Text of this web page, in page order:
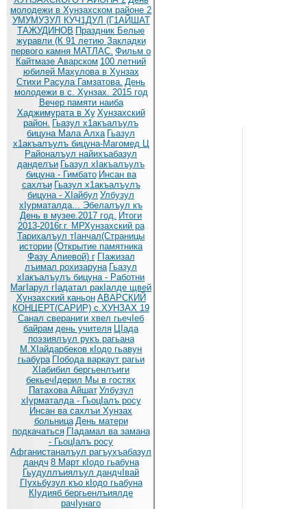
молодежи в Хунзахском районе 2
УМУМУЗУЛ КУЧ1ДУЛ (Г1АЙШАТ
ТАЖУДИНОВ Праздник Белые
журавли (К 91 летию Закладки
первого камня МАТЛАС. Фильм о
Кайтмазе Аварском 100 летний
юбилей Махулова в Хунзах
Стихи Расула Гамзатова. День
молодежи в с. Хунзах. 2015 год
Вечер памяти наиба
Хаджимурата в Ху Хунзахский
район. Гьазул х1акъалъулъ
бицуна Мала Алха Гьазул
х1акъалъулъ бицуна-Магомед Ц
Районалъул найихъабазул
данделъи Гьазул хIакъалъулъ
бицуна - Гимбато Инсан ва
сахлъи Гьазул х1акъалъулъ
бицуна - ХIайбул Улбузул
хIурматалда... Эбелалъул къ
День в музее.2017 год. Итоги
2013-2016г.г. МРХунзахский ра
Тарихалъул тIанчал(Страницы
истории (Открытие памятника
Фазу Алиевой) г ГIажизал
лъимал рохизаруна Гьазул
хIакъалъулъ бицуна - Работни
МагIарул гIадатал ракIалде щвей
Хунзахский каньон АВАРСКИЙ
КОНЦЕРТ(САРИР) с.ХУНЗАХ 19
Санал свераниги хвел гьечIеб
байрам день учителя ЦIада
поэзиялъул рукъ рагьана
М.ХIайдарбеков кIодо гьавун
гьабура ГIобода варкаут рагьи
ХIабибил бергьенлъиги
бекьечIдерил Мы в гостях
Патахова Айшат Улбузул
хIурматалда - ГьоцIалъ росу
Инсан ва сахлъи Хунзах
больница День матери
подкачаться ГIадамал ва замана
- ГьоцIалъ росу
Афганистаналъул рагъухъабазул
дандч 8 Март кIодо гьабуна
Гьудуллъиялъул дандчIвай
ГIухьбузул къо кIодо гьабуна
КIудияб бергьенлъиялде
рачIунаго